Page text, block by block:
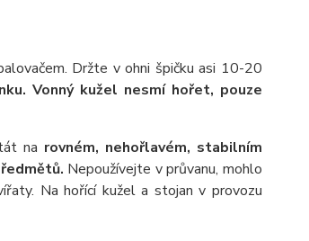
Držte v ohni špičku asi 10-20
Vonný kužel nesmí hořet, pouze
na rovném, nehořlavém, stabilním
Nepoužívejte v průvanu, mohlo
Na hořící kužel a stojan v provozu